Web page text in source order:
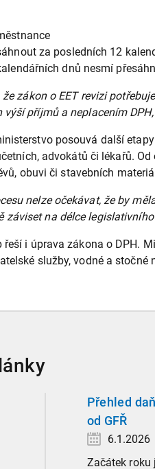
za posledních 12
dnů nesmí
že zákon o EET revizi
příjmů a neplacením
posouvá další
advokátů či lékařů.
obuvi či stavebních
nelze očekávat, že by
na délce legislativního
i úprava zákona o DPH.
služby, vodné a
Přehled
od GFŘ
6.1.2026
Začátek roku